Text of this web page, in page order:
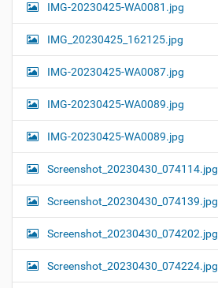
IMG-20230425-WA0081.jpg
IMG_20230425_162125.jpg
IMG-20230425-WA0087.jpg
IMG-20230425-WA0089.jpg
IMG-20230425-WA0089.jpg
Screenshot_20230430_074114.jpg
Screenshot_20230430_074139.jpg
Screenshot_20230430_074202.jpg
Screenshot_20230430_074224.jpg